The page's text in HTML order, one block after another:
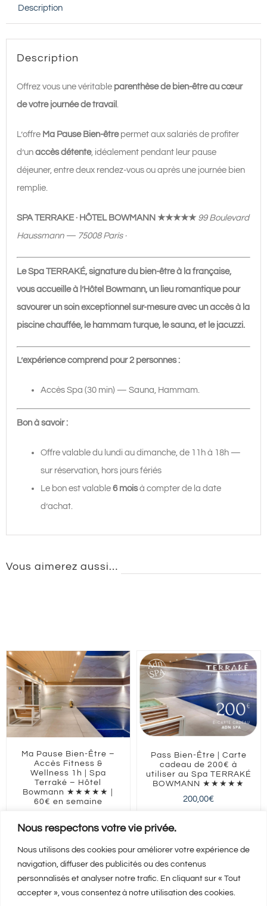
Nous respectons votre vie privée.
Nous utilisons des cookies pour améliorer votre expérience de
navigation, diffuser des publicités ou des contenus
personnalisés et analyser notre trafic. En cliquant sur « Tout
accepter », vous consentez à notre utilisation des cookies.
en
|
Hôtel
Bowmann
★★★★★
Description
Description
Offrez vous une véritable parenthèse de bien-être au cœur
de votre journée de travail.
L’offre Ma Pause Bien-être permet aux salariés de profiter
d’unaccès détente, idéalement pendant leur pause
déjeuner, entre deux rendez-vous ou après une journée bien
remplie.
SPA TERRAKE · HÔTEL BOWMANN ★★★★★ 99 Boulevard
Haussmann — 75008 Paris ·
Le Spa TERRAKÉ, signature du bien-être à la française,
vous accueille à l’Hôtel Bowmann, un lieu romantique pour
savourer un soin exceptionnel sur-mesure avec un accès à la
piscine chauffée, le hammam turque, le sauna, et le jacuzzi.
L’expérience comprend pour 2 personnes :
Accès Spa (30 min) — Sauna, Hammam.
Bon à savoir :
Offre valable du lundi au dimanche, de 11h à 18h —
sur réservation, hors jours fériés
Le bon est valable6 moisà compter de la date
d’achat.
Vous aimerez aussi…
Ma Pause Bien-Être –
Accès Fitness &
Wellness 1h | Spa
Terraké – Hôtel
Bowmann ★★★★★ |
60€ en semaine
Ajouter au panier
Détails
Pass Bien-Être | Carte
cadeau de 200€ à
utiliser au Spa TERRAKÉ
BOWMANN ★★★★★
200,00€
ILE-DE-FRANCE
Ajouter au panier
Détails